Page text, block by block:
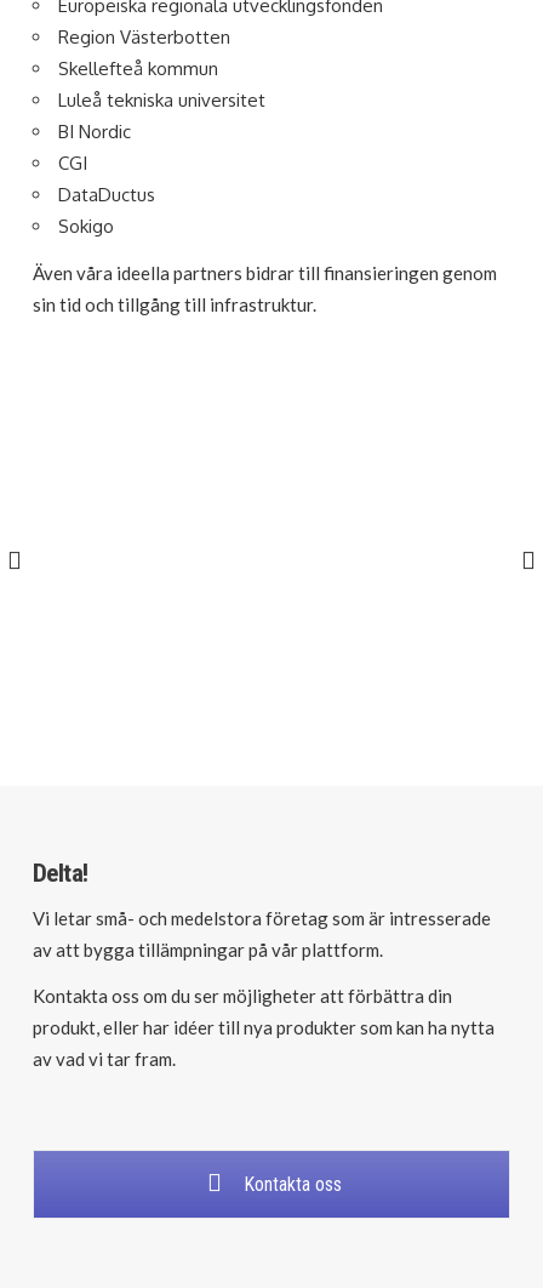
Europeiska regionala utvecklingsfonden
Region Västerbotten
Skellefteå kommun
Luleå tekniska universitet
BI Nordic
CGI
DataDuctus
Sokigo
Även våra ideella partners bidrar till finansieringen genom
sin tid och tillgång till infrastruktur.
Delta!
Vi letar små- och medelstora företag som är intresserade
av att bygga tillämpningar på vår plattform.
Kontakta oss om du ser möjligheter att förbättra din
produkt, eller har idéer till nya produkter som kan ha nytta
av vad vi tar fram.
Kontakta oss